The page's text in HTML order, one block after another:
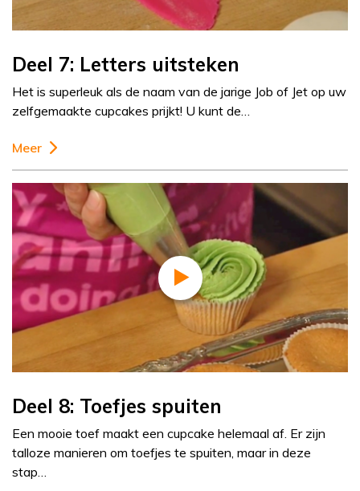
Deel 7: Letters uitsteken
Het is superleuk als de naam van de jarige Job of Jet op uw
zelfgemaakte cupcakes prijkt! U kunt de…
Meer
Deel 8: Toefjes spuiten
Een mooie toef maakt een cupcake helemaal af. Er zijn
talloze manieren om toefjes te spuiten, maar in deze
stap…